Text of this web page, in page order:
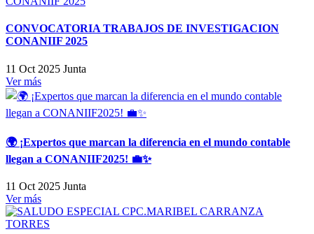
CONVOCATORIA TRABAJOS DE INVESTIGACION
CONANIIF 2025
11 Oct 2025 Junta
Ver más
🌍 ¡Expertos que marcan la diferencia en el mundo contable
llegan a CONANIIF2025! 💼✨
11 Oct 2025 Junta
Ver más